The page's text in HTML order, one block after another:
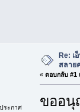
ระกาศ
Re: เ
สลาย
« ตอบกลับ #1
ขออนุ